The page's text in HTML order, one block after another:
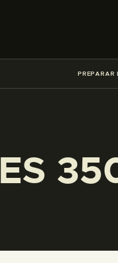
PREPARAR
ES